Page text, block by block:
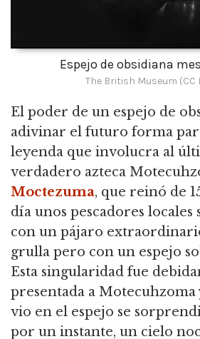
Espejo de obsidiana
The British Museum (CC
El poder de un espejo de
adivinar el futuro forma
leyenda que involucra al
verdadero azteca
Moctezuma, que reinó de
día unos pescadores
con un pájaro
grulla pero con un espejo
Esta singularidad fue
presentada a Motecuhzoma
vio en el espejo se
por un instante, un cielo